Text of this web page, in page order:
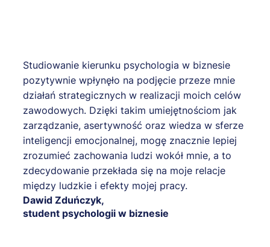
Studiowanie kierunku psychologia w biznesie
pozytywnie wpłynęło na podjęcie przeze mnie
działań strategicznych w realizacji moich celów
zawodowych. Dzięki takim umiejętnościom jak
zarządzanie, asertywność oraz wiedza w sferze
inteligencji emocjonalnej, mogę znacznie lepiej
zrozumieć zachowania ludzi wokół mnie, a to
zdecydowanie przekłada się na moje relacje
między ludzkie i efekty mojej pracy.
Dawid Zduńczyk,
student psychologii w biznesie